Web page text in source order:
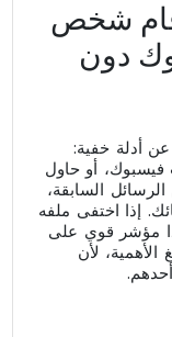
قام شخص
دون
أدلة خفية:
أو حاول
السابقة،
إذا اختفى ملفه
مؤشر قوي على
الأهمية، لأن